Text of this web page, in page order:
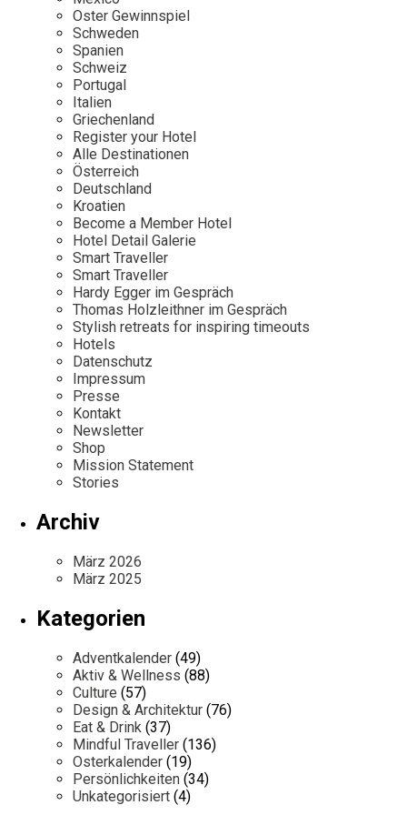
Mexico
Niederlande
Österreich
Portugal
Schweden
Spanien
Schweiz
Persönlichkeiten
Our Story
Career
Kontakt
Impressum
Oster Gewinnspiel
Schweden
Spanien
Schweiz
Portugal
Italien
Griechenland
Register your Hotel
Alle Destinationen
Österreich
Deutschland
Kroatien
Become a Member Hotel
Hotel Detail Galerie
Smart Traveller
Smart Traveller
Hardy Egger im Gespräch
Thomas Holzleithner im Gespräch
Stylish retreats for inspiring timeouts
Hotels
Datenschutz
Impressum
Presse
Kontakt
Newsletter
Shop
Mission Statement
Stories
Archiv
März 2026
März 2025
Kategorien
Adventkalender (49)
Aktiv & Wellness (88)
Culture (57)
Design & Architektur (76)
Eat & Drink (37)
Mindful Traveller (136)
Osterkalender (19)
Persönlichkeiten (34)
Unkategorisiert (4)